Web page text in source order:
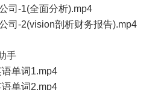
司-1(全面分析).mp4
司-2(vision剖析财务报告).mp4
手
语单词1.mp4
语单词2.mp4